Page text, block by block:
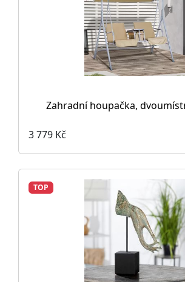
Zahradní houpačka,
3 779 Kč
TOP